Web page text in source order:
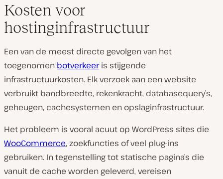
Kosten voor
hostinginfrastructuur
Een van de meest directe gevolgen van het
toegenomen botverkeeris stijgende
infrastructuurkosten. Elk verzoek aan een website
verbruikt bandbreedte, rekenkracht, databasequery’s,
geheugen, cachesystemen en opslaginfrastructuur.
Het probleem is vooral acuut op WordPress sites die
WooCommerce, zoekfuncties of veel plug-ins
gebruiken. In tegenstelling tot statische pagina’s die
vanuit de cache worden geleverd, vereisen